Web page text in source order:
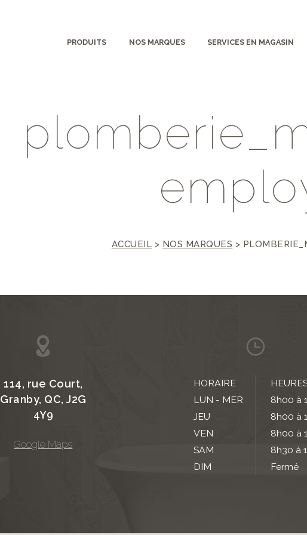
PRODUITS NOS MARQUES SERVICES EN MAGASIN
plomberie
emplo
ACCUEIL > NOS MARQUES >
114, rue Court,
Granby, QC, J2G
4Y9
Google Maps
HORAIRE
LUN - MER
8h00 à
JEU
8h00 à
VEN
8h00 à
SAM
8h30 à
DIM
Fermé